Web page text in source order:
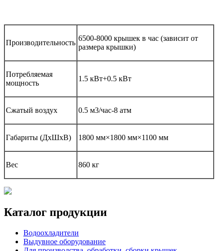
Производительность
6500-8000 крышек в час (зависит от
размера крышки)
Потребляемая
мощность
1.5 кВт+0.5 кВт
Сжатый воздух 0.5 м3/час-8 атм
Габариты (ДxШxВ) 1800 мм×1800 мм×1100 мм
Вес 860 кг
Каталог продукции
Водоохладители
Выдувное оборудование